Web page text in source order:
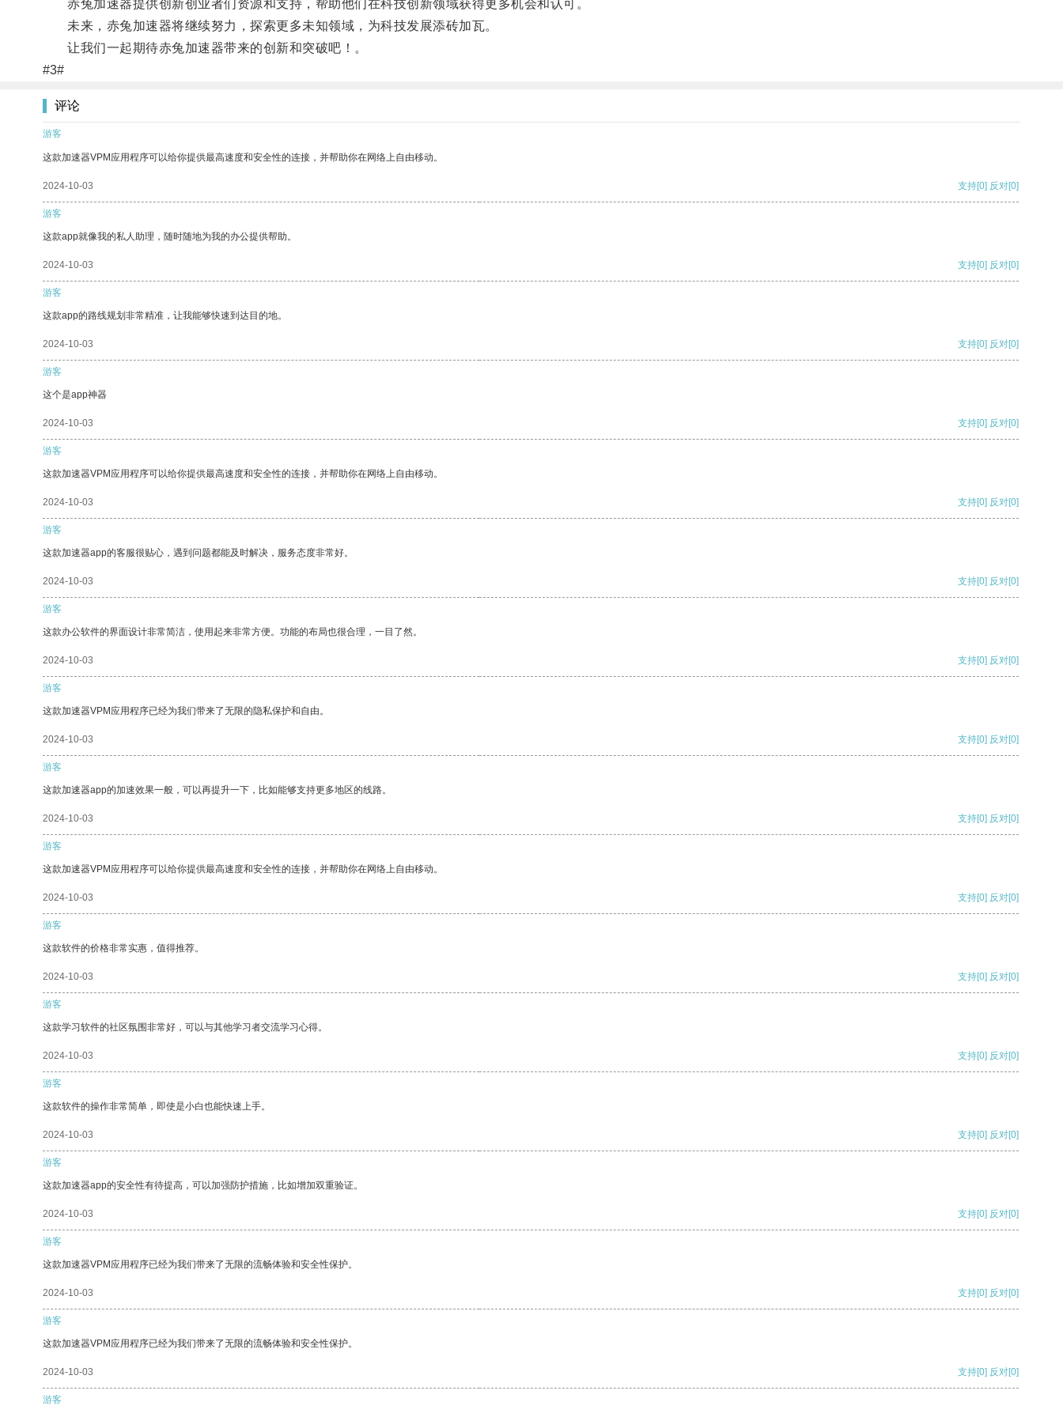
赤兔加速器提供创新创业者们资源和支持，帮助他们在科技创新领域获得更多机会和认可。
未来，赤兔加速器将继续努力，探索更多未知领域，为科技发展添砖加瓦。
让我们一起期待赤兔加速器带来的创新和突破吧！。
#3#
评论
游客
这款加速器VPM应用程序可以给你提供最高速度和安全性的连接，并帮助你在网络上自由移动。
2024-10-03 支持[0] 反对[0]
游客
这款app就像我的私人助理，随时随地为我的办公提供帮助。
2024-10-03 支持[0] 反对[0]
游客
这款app的路线规划非常精准，让我能够快速到达目的地。
2024-10-03 支持[0] 反对[0]
游客
这个是app神器
2024-10-03 支持[0] 反对[0]
游客
这款加速器VPM应用程序可以给你提供最高速度和安全性的连接，并帮助你在网络上自由移动。
2024-10-03 支持[0] 反对[0]
游客
这款加速器app的客服很贴心，遇到问题都能及时解决，服务态度非常好。
2024-10-03 支持[0] 反对[0]
游客
这款办公软件的界面设计非常简洁，使用起来非常方便。功能的布局也很合理，一目了然。
2024-10-03 支持[0] 反对[0]
游客
这款加速器VPM应用程序已经为我们带来了无限的隐私保护和自由。
2024-10-03 支持[0] 反对[0]
游客
这款加速器app的加速效果一般，可以再提升一下，比如能够支持更多地区的线路。
2024-10-03 支持[0] 反对[0]
游客
这款加速器VPM应用程序可以给你提供最高速度和安全性的连接，并帮助你在网络上自由移动。
2024-10-03 支持[0] 反对[0]
游客
这款软件的价格非常实惠，值得推荐。
2024-10-03 支持[0] 反对[0]
游客
这款学习软件的社区氛围非常好，可以与其他学习者交流学习心得。
2024-10-03 支持[0] 反对[0]
游客
这款软件的操作非常简单，即使是小白也能快速上手。
2024-10-03 支持[0] 反对[0]
游客
这款加速器app的安全性有待提高，可以加强防护措施，比如增加双重验证。
2024-10-03 支持[0] 反对[0]
游客
这款加速器VPM应用程序已经为我们带来了无限的流畅体验和安全性保护。
2024-10-03 支持[0] 反对[0]
游客
这款加速器VPM应用程序已经为我们带来了无限的流畅体验和安全性保护。
2024-10-03 支持[0] 反对[0]
游客